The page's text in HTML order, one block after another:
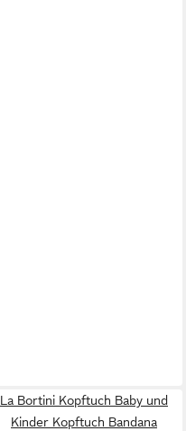
La Bortini Kopftuch Baby und
Kinder Kopftuch Bandana